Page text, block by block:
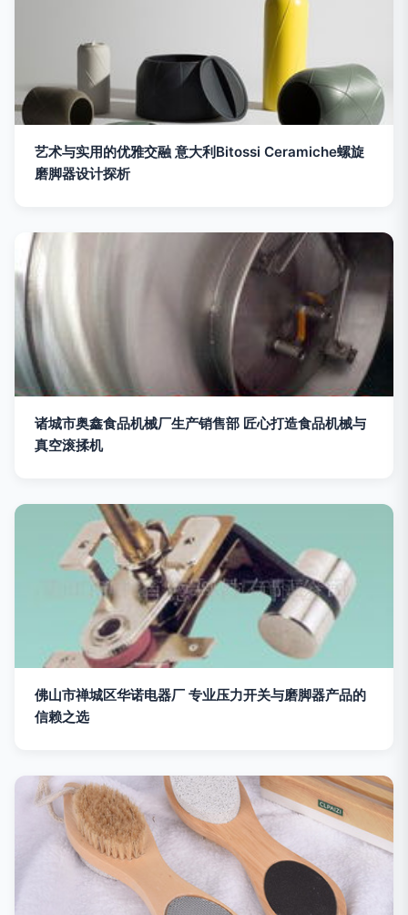
艺术与实用的优雅交融 意大利Bitossi Ceramiche螺旋
磨脚器设计探析
诸城市奥鑫食品机械厂生产销售部 匠心打造食品机械与
真空滚揉机
佛山市禅城区华诺电器厂 专业压力开关与磨脚器产品的
信赖之选